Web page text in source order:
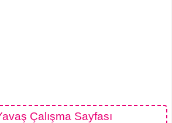
Çalışma Sayfası